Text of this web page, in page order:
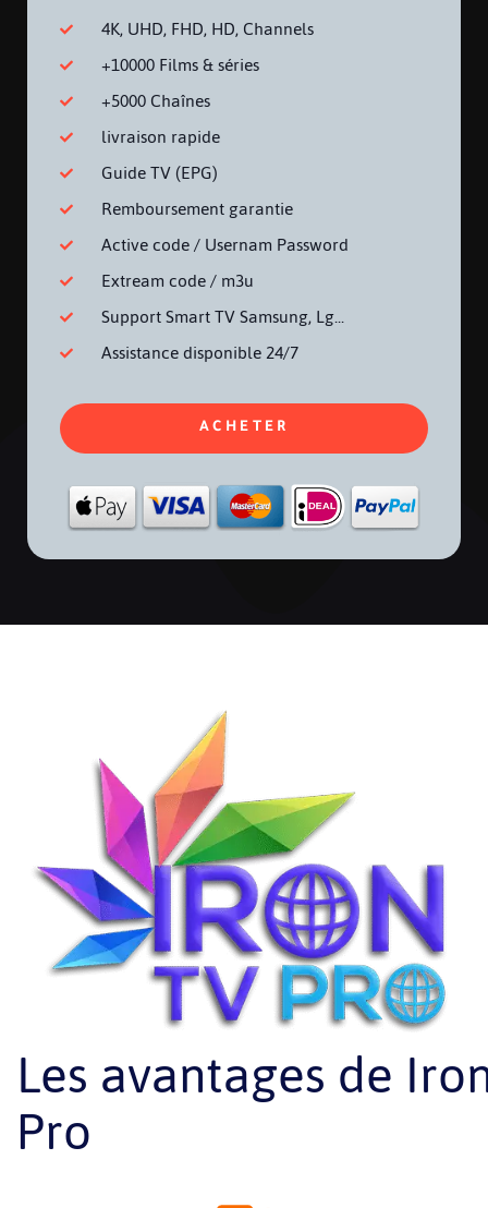
4K, UHD, FHD, HD, Channels
+10000 Films & séries
+5000 Chaînes
livraison rapide
Guide TV (EPG)
Remboursement garantie
Active code / Usernam Password
Extream code / m3u
Support Smart TV Samsung, Lg...
Assistance disponible 24/7
ACHETER
Les avantages de
Pro